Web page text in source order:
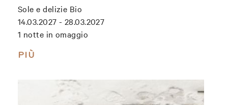
Sole e delizie Bio
14.03.2027 - 28.03.2027
1 notte in omaggio
PIÙ